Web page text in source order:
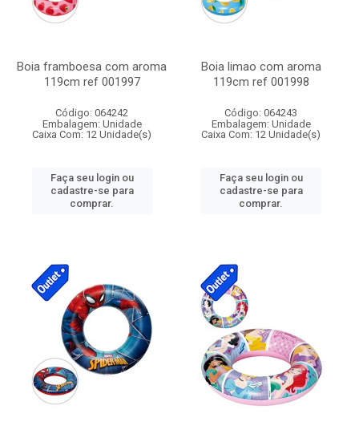
Boia framboesa com aroma
119cm ref 001997
Código: 064242
Embalagem: Unidade
Caixa Com: 12 Unidade(s)
Faça seu login ou
cadastre-se para
comprar.
Boia limao com aroma
119cm ref 001998
Código: 064243
Embalagem: Unidade
Caixa Com: 12 Unidade(s)
Faça seu login ou
cadastre-se para
comprar.